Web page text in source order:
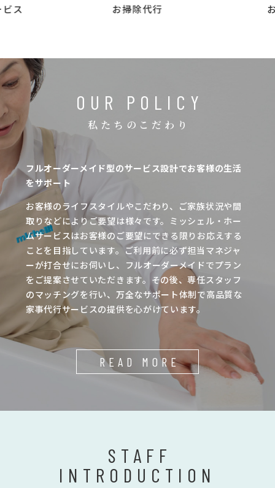
ス お掃除代行
OUR POLICY
私たちのこだわり
フルオーダーメイド型のサービス設計でお客様の生活
をサポート
お客様のライフスタイルやこだわり、ご家族状況や間
取りなどによりご要望は様々です。ミッシェル・ホー
ムサービスはお客様のご要望にできる限りお応えする
ことを目指しています。ご利用前に必ず担当マネジャ
ーが打合せにお伺いし、フルオーダーメイドでプラン
をご提案させていただきます。その後、専任スタッフ
のマッチングを行い、万全なサポート体制で高品質な
家事代行サービスの提供を心がけています。
READ MORE
STAFF
INTRODUCTION